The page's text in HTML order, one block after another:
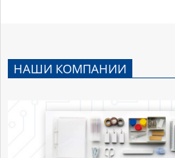
НАШИ КОМПАНИИ